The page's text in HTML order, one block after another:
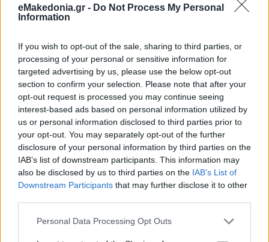
eMakedonia.gr - Do Not Process My Personal
Information
If you wish to opt-out of the sale, sharing to third parties, or
processing of your personal or sensitive information for
targeted advertising by us, please use the below opt-out
section to confirm your selection. Please note that after your
opt-out request is processed you may continue seeing
interest-based ads based on personal information utilized by
us or personal information disclosed to third parties prior to
your opt-out. You may separately opt-out of the further
disclosure of your personal information by third parties on the
IAB’s list of downstream participants. This information may
also be disclosed by us to third parties on the IAB’s List of
Downstream Participants that may further disclose it to other
Please note that this website/app uses one or more Google
Personal Data Processing Opt Outs